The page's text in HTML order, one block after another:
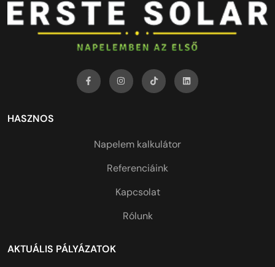
HASZNOS
Napelem kalkulátor
Referenciáink
Kapcsolat
Rólunk
AKTUÁLIS PÁLYÁZATOK